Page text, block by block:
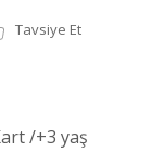
Tavsiye Et
/+3 yaş